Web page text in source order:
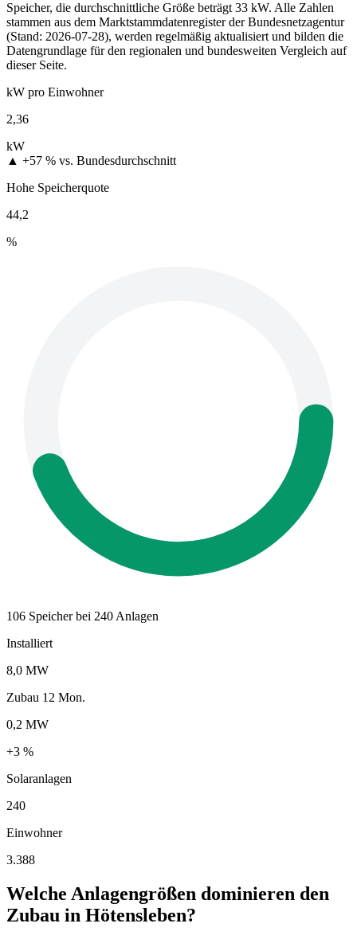
Speicher, die durchschnittliche Größe beträgt 33 kW. Alle Zahlen
stammen aus dem Marktstammdatenregister der Bundesnetzagentur
(Stand: 2026-07-28), werden regelmäßig aktualisiert und bilden die
Datengrundlage für den regionalen und bundesweiten Vergleich auf
dieser Seite.
kW pro Einwohner
2,36
kW
▲ +57 % vs. Bundesdurchschnitt
Hohe Speicherquote
44,2
%
106 Speicher bei 240 Anlagen
Installiert
8,0 MW
Zubau 12 Mon.
0,2 MW
+3 %
Solaranlagen
240
Einwohner
3.388
Welche Anlagengrößen dominieren den
Zubau in Hötensleben?